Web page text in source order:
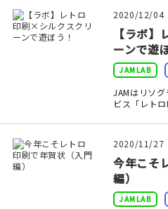
おすすめ特集
イベント・ワークショップ
ギャラリー
2020/12/04
【ラボ
ーンで遊
JAMLAB
JAMはリソ
ビス「レト
2020/11/27
今年こそ
編）
JAMLAB